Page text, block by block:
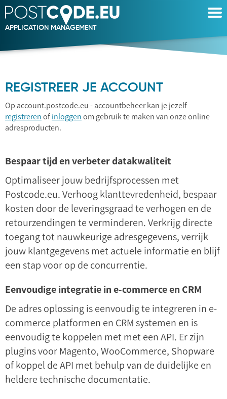
Postcode
APPLICATION MANAGEMENT
REGISTREER JE ACCOUNT
Op account.postcode.eu - accountbeheer kan je jezelf
registreren of inloggen om gebruik te maken van onze online
adresproducten.
Bespaar tijd en verbeter datakwaliteit
Optimaliseer jouw bedrijfsprocessen met
Postcode.eu. Verhoog klanttevredenheid, bespaar
kosten door de leveringsgraad te verhogen en de
retourzendingen te verminderen. Verkrijg directe
toegang tot nauwkeurige adresgegevens, verrijk
jouw klantgegevens met actuele informatie en blijf
een stap voor op de concurrentie.
Eenvoudige integratie in e-commerce en CRM
De adres oplossing is eenvoudig te integreren in e-
commerce platformen en CRM systemen en is
eenvoudig te koppelen met met een API. Er zijn
plugins voor Magento, WooCommerce, Shopware
of koppel de API met behulp van de duidelijke en
heldere technische documentatie.